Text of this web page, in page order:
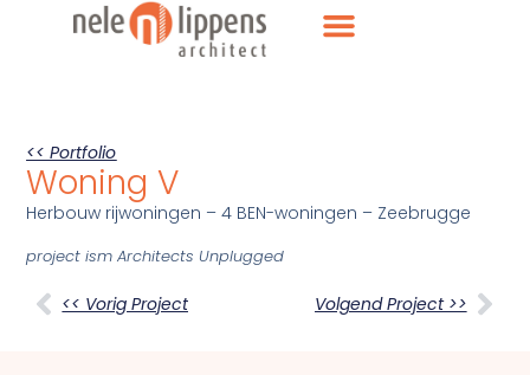
<< Portfolio
Woning V
Herbouw rijwoningen – 4 BEN-woningen – Zeebrugge
project ism Architects Unplugged
<< Vorig Project Volgend Project >>